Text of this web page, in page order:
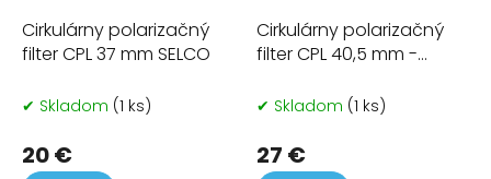
t
o
v
Cirkulárny polarizačný
filter CPL 37 mm SELCO
✔ Skladom (1 ks)
20 €
Cirkulárny polarizačný
filter CPL 40,5 mm -
✔ Skladom (1 ks)
27 €